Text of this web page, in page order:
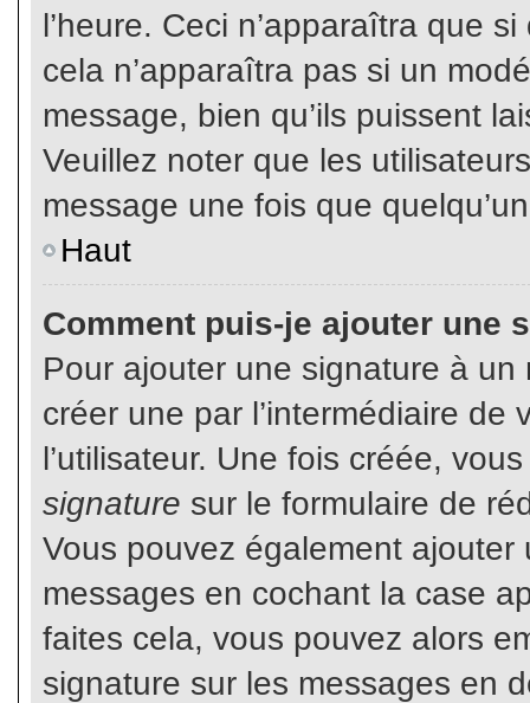
l’heure. Ceci n’apparaîtra que
cela n’apparaîtra pas si un
message, bien qu’ils puissent
Veuillez noter que les
message une fois que
Haut
Comment puis-je ajouter une
Pour ajouter une signature à un
créer une par l’intermédiaire
l’utilisateur. Une fois créée,
signature sur le formulaire de
Vous pouvez également
messages en cochant la case
faites cela, vous pouvez alors
signature sur les messages en